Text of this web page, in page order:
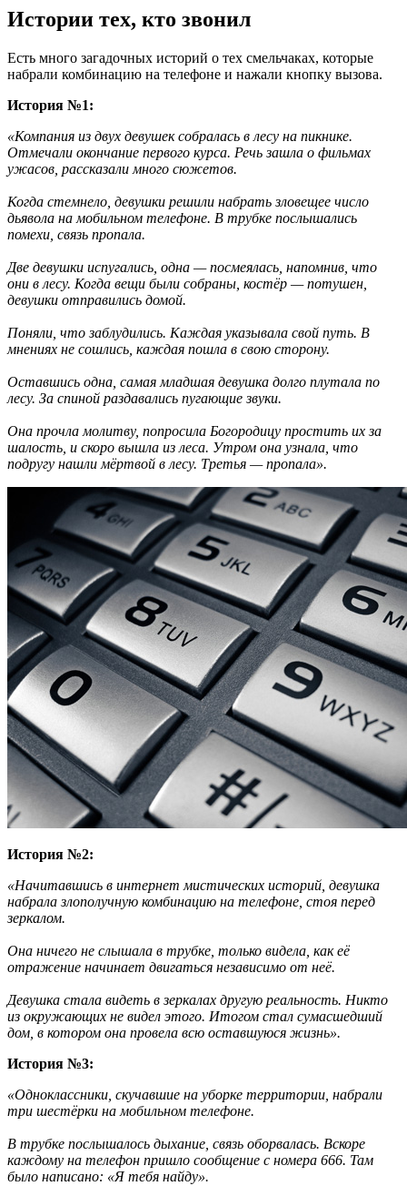
Истории тех, кто звонил
Есть много загадочных историй о тех смельчаках, которые
набрали комбинацию на телефоне и нажали кнопку вызова.
История №1:
«Компания из двух девушек собралась в лесу на пикнике.
Отмечали окончание первого курса. Речь зашла о фильмах
ужасов, рассказали много сюжетов.
Когда стемнело, девушки решили набрать зловещее число
дьявола на мобильном телефоне. В трубке послышались
помехи, связь пропала.
Две девушки испугались, одна — посмеялась, напомнив, что
они в лесу. Когда вещи были собраны, костёр — потушен,
девушки отправились домой.
Поняли, что заблудились. Каждая указывала свой путь. В
мнениях не сошлись, каждая пошла в свою сторону.
Оставшись одна, самая младшая девушка долго плутала по
лесу. За спиной раздавались пугающие звуки.
Она прочла молитву, попросила Богородицу простить их за
шалость, и скоро вышла из леса. Утром она узнала, что
подругу нашли мёртвой в лесу. Третья — пропала».
История №2:
«Начитавшись в интернет мистических историй, девушка
набрала злополучную комбинацию на телефоне, стоя перед
зеркалом.
Она ничего не слышала в трубке, только видела, как её
отражение начинает двигаться независимо от неё.
Девушка стала видеть в зеркалах другую реальность. Никто
из окружающих не видел этого. Итогом стал сумасшедший
дом, в котором она провела всю оставшуюся жизнь».
История №3:
«Одноклассники, скучавшие на уборке территории, набрали
три шестёрки на мобильном телефоне.
В трубке послышалось дыхание, связь оборвалась. Вскоре
каждому на телефон пришло сообщение с номера 666. Там
было написано: «Я тебя найду».